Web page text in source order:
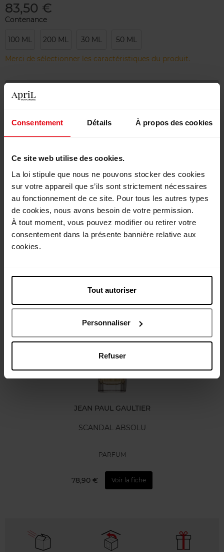
Consentement Détails À propos des cookies
Ce site web utilise des cookies.
La loi stipule que nous ne pouvons stocker des cookies
sur votre appareil que s’ils sont strictement nécessaires
au fonctionnement de ce site. Pour tous les autres types
de cookies, nous avons besoin de votre permission.
À tout moment, vous pouvez modifier ou retirer votre
consentement dans la présente bannière relative aux
cookies.
Tout autoriser
Personnaliser
Refuser
83,50 €
Contenance
100 ML 200 ML 30 ML 50 ML
Merci de sélectionner les caractéristiques du produit.
Livraison gratuite à partir de 55€
Retour gratuit dans votre magasin
Emballage cadeau offert
Description
Caractéristiques
Avis client
Vous aimerez peut-être
JEAN PAUL GAULTIER
SCANDAL ABSOLU
PARFUM
78,90 € Voir la fiche